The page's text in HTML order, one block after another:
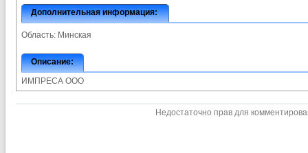
Дополнительная информация:
Область: Минская
Описание:
ИМПРЕСА ООО
Недостаточно прав для